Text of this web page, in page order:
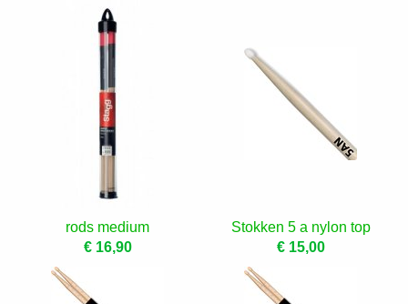
rods medium
€ 16,90
Stokken 5 a nylon top
€ 15,00